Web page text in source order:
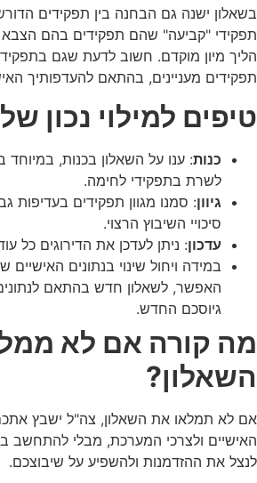
בשאלון ישנה גם הבחנה בין תפקידים
תפקידי "קביעה" שהם תפקידים בהם
הליך מיון מוקדם. חשוב לדעת שגם
תפקידים מעניינים, בהתאם להעדפותיך
טיפים למילוי נכון
כנות: ענו על השאלון בכנות, במיוחד
לשרת בתפקידי לחימה.
גיוון: סמנו מגוון תפקידים בעדיפות
סיכויי השיבוץ הרצוי.
עדכון: ניתן לעדכן את הדירוגים כל
במידה ויחול שינוי בנתונים
האפשר, לשאלון חדש בהתאם
גיוסכם החדש.
מה קורה אם לא
השאלון?
אם לא תמלאו את השאלון, צה"ל ישבץ
האישיים ולצרכי המערכת, מבלי להתחשב
לנצל את ההזדמנות ולהשפיע על שיבוצכם.